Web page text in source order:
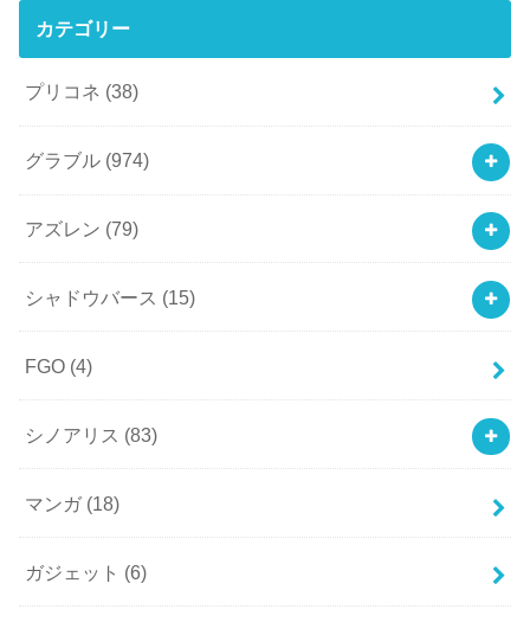
カテゴリー
プリコネ (38)
グラブル (974)
アズレン (79)
シャドウバース (15)
FGO (4)
シノアリス (83)
マンガ (18)
ガジェット (6)